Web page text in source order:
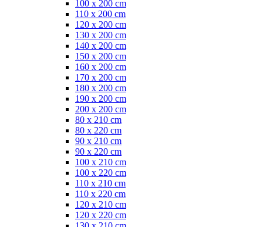
100 x 200 cm
110 x 200 cm
120 x 200 cm
130 x 200 cm
140 x 200 cm
150 x 200 cm
160 x 200 cm
170 x 200 cm
180 x 200 cm
190 x 200 cm
200 x 200 cm
80 x 210 cm
80 x 220 cm
90 x 210 cm
90 x 220 cm
100 x 210 cm
100 x 220 cm
110 x 210 cm
110 x 220 cm
120 x 210 cm
120 x 220 cm